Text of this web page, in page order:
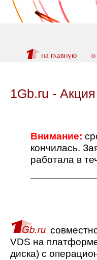
1Gb.ru -
Внимание:
кончилась.
работала в
VDS на
диска) с